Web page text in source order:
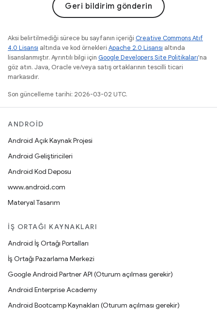
Geri bildirim gönderin
Aksi belirtilmediği sürece bu sayfanın içeriği Creative Commons Atıf
4.0 Lisansı altında ve kod örnekleri Apache 2.0 Lisansı altında
lisanslanmıştır. Ayrıntılı bilgi için Google Developers Site Politikaları'na
göz atın. Java, Oracle ve/veya satış ortaklarının tescilli ticari
markasıdır.
Son güncelleme tarihi: 2026-03-02 UTC.
ANDROID
Android Açık Kaynak Projesi
Android Geliştiricileri
Android Kod Deposu
www.android.com
Materyal Tasarım
İŞ ORTAĞI KAYNAKLARI
Android İş Ortağı Portalları
İş Ortağı Pazarlama Merkezi
Google Android Partner API (Oturum açılması gerekir)
Android Enterprise Academy
Android Bootcamp Kaynakları (Oturum açılması gerekir)